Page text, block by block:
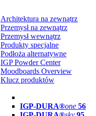
Architektura na zewnątrz
Przemysł na zewnątrz
Przemysł wewnątrz
Produkty specjalne
Podłoża alternatywne
IGP Powder Center
Moodboards Overview
Klucz produktów
IGP-DURA®one 56